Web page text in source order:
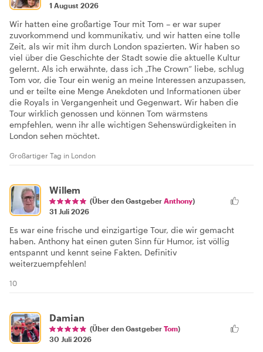
1 August 2026
Wir hatten eine großartige Tour mit Tom – er war super
zuvorkommend und kommunikativ, und wir hatten eine tolle
Zeit, als wir mit ihm durch London spazierten. Wir haben so
viel über die Geschichte der Stadt sowie die aktuelle Kultur
gelernt. Als ich erwähnte, dass ich „The Crown“ liebe, schlug
Tom vor, die Tour ein wenig an meine Interessen anzupassen,
und er teilte eine Menge Anekdoten und Informationen über
die Royals in Vergangenheit und Gegenwart. Wir haben die
Tour wirklich genossen und können Tom wärmstens
empfehlen, wenn ihr alle wichtigen Sehenswürdigkeiten in
London sehen möchtet.
Großartiger Tag in London
Willem
(Über den Gastgeber Anthony)
31 Juli 2026
Es war eine frische und einzigartige Tour, die wir gemacht
haben. Anthony hat einen guten Sinn für Humor, ist völlig
entspannt und kennt seine Fakten. Definitiv
weiterzuempfehlen!
10
Damian
(Über den Gastgeber Tom)
30 Juli 2026